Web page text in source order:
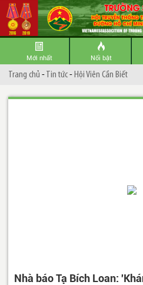
Mới nhất Nổi bật
Trang chủ -Tin tức- Hội Viên Cần Biết
Nhà báo Tạ Bích Loan: